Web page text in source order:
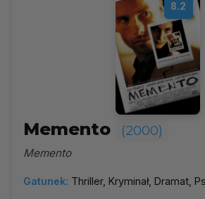
8.2
Memento (2000)
Memento
Gatunek: Thriller, Kryminał, Dramat,